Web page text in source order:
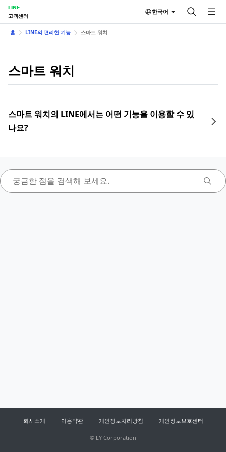
LINE
고객센터
한국어
홈 LINE의 편리한 기능 스마트 워치
스마트 워치
스마트 워치의 LINE에서는 어떤 기능을 이용할 수 있
나요?
회사소개 이용약관 개인정보처리방침 개인정보보호센터
© LY Corporation